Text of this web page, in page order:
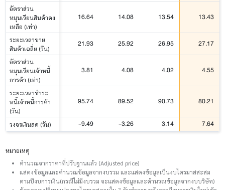
อัตราส่วน
หมุนเวียนสินค้าคง
เหลือ (เท่า)
16.64 14.08 13.54 13.43
ระยะเวลาขาย
สินค้าเฉลี่ย (วัน)
21.93 25.92 26.95 27.17
อัตราส่วน
หมุนเวียนเจ้าหนี้
การค้า (เท่า)
3.81 4.08 4.02 4.55
ระยะเวลาชำระ
หนี้เจ้าหนี้การค้า
(วัน)
95.74 89.52 90.73 80.21
วงจรเงินสด (วัน) -9.49 -3.26 3.14 7.64
หมายเหตุ
คำนวณจากราคาที่ปรับฐานแล้ว (Adjusted price)
แสดงข้อมูลและคำนวณข้อมูลจากงบรวม และแสดงข้อมูลเป็นงบไตรมาสสะสม
ตามปีงบการเงิน(กรณีไม่มีงบรวม จะแสดงข้อมูลและคำนวณข้อมูลจากงบบริษัท)